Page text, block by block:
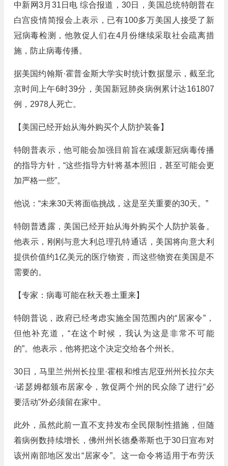
中新网3月31日电 综合报道，30日，美国总统特朗普在
白宫疫情简报会上表示，已有100多万美国人接受了新
冠病毒检测，他敦促人们在4月份继续采取社会疏离措
施，防止病毒传播。
据美国约翰斯·霍普金斯大学实时统计数据显示，截至北
京时间上午6时39分，美国新冠肺炎病例累计达161807
例，2978人死亡。
【美国已经开始从海外购买个人防护装备】
特朗普表示，他可能会加强目前旨在减缓新冠病毒传播
的指导方针，“这些指导方针将基本照旧，甚至可能会更
加严格一些”。
他说：“未来30天将面临挑战，这是至关重要的30天。”
特朗普透露，美国已经开始从海外购买个人防护装备。
他表示，刚刚与意大利总理孔特通话，美国将向意大利
提供价值约1亿美元的医疗物资，而这些物资在美国是不
需要的。
【专家：病毒可能在秋天卷土重来】
特朗普说，政府已经考虑实施全国范围内的“居家令”，
但他补充道，“在这个时候，我认为这是非常不可能
的”。他表示，他将把这个决定交给各个州长。
30日，马里兰州州长拉里·霍根和维吉尼亚州州长拉尔夫
·诺瑟姆都颁布居家令，敦促两个州的民众除了进行“必
要活动”外必须留在家中。
此外，虽然此前一直不支持发布全民限制性措施，但随
着病例数持续增长，佛州州长德桑蒂斯也于30日宣布对
该州南部地区发出“居家令”。这一命令将适用于布劳沃